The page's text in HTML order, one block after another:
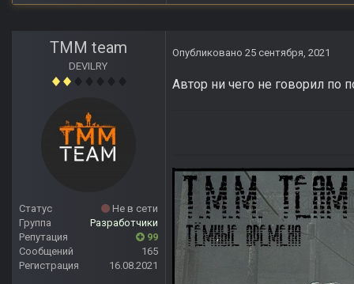
TMM team
DEVILRY
Статус
Не в сети
Группа
Разработчики
Репутация
99
Сообщений
165
Регистрация
16.08.2021
Опубликовано 25 сентября, 2021
Автор ни чего не говорил по